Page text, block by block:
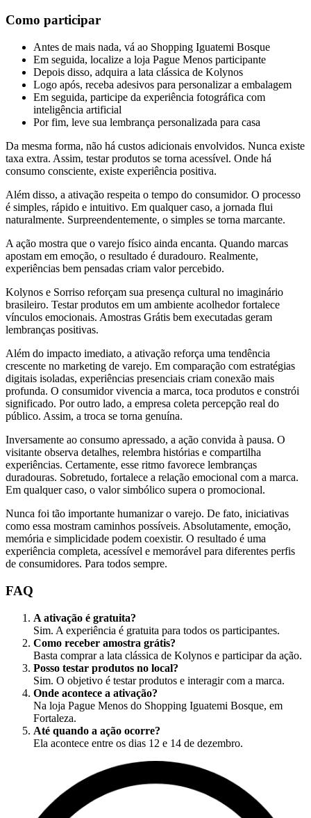
Como participar
Antes de mais nada, vá ao Shopping Iguatemi Bosque
Em seguida, localize a loja Pague Menos participante
Depois disso, adquira a lata clássica de Kolynos
Logo após, receba adesivos para personalizar a embalagem
Em seguida, participe da experiência fotográfica com
inteligência artificial
Por fim, leve sua lembrança personalizada para casa
Da mesma forma, não há custos adicionais envolvidos. Nunca existe
taxa extra. Assim, testar produtos se torna acessível. Onde há
consumo consciente, existe experiência positiva.
Além disso, a ativação respeita o tempo do consumidor. O processo
é simples, rápido e intuitivo. Em qualquer caso, a jornada flui
naturalmente. Surpreendentemente, o simples se torna marcante.
A ação mostra que o varejo físico ainda encanta. Quando marcas
apostam em emoção, o resultado é duradouro. Realmente,
experiências bem pensadas criam valor percebido.
Kolynos e Sorriso reforçam sua presença cultural no imaginário
brasileiro. Testar produtos em um ambiente acolhedor fortalece
vínculos emocionais. Amostras Grátis bem executadas geram
lembranças positivas.
Além do impacto imediato, a ativação reforça uma tendência
crescente no marketing de varejo. Em comparação com estratégias
digitais isoladas, experiências presenciais criam conexão mais
profunda. O consumidor vivencia a marca, toca produtos e constrói
significado. Por outro lado, a empresa coleta percepção real do
público. Assim, a troca se torna genuína.
Inversamente ao consumo apressado, a ação convida à pausa. O
visitante observa detalhes, relembra histórias e compartilha
experiências. Certamente, esse ritmo favorece lembranças
duradouras. Sobretudo, fortalece a relação emocional com a marca.
Em qualquer caso, o valor simbólico supera o promocional.
Nunca foi tão importante humanizar o varejo. De fato, iniciativas
como essa mostram caminhos possíveis. Absolutamente, emoção,
memória e simplicidade podem coexistir. O resultado é uma
experiência completa, acessível e memorável para diferentes perfis
de consumidores. Para todos sempre.
FAQ
A ativação é gratuita?
Sim. A experiência é gratuita para todos os participantes.
Como receber amostra grátis?
Basta comprar a lata clássica de Kolynos e participar da ação.
Posso testar produtos no local?
Sim. O objetivo é testar produtos e interagir com a marca.
Onde acontece a ativação?
Na loja Pague Menos do Shopping Iguatemi Bosque, em
Fortaleza.
Até quando a ação ocorre?
Ela acontece entre os dias 12 e 14 de dezembro.